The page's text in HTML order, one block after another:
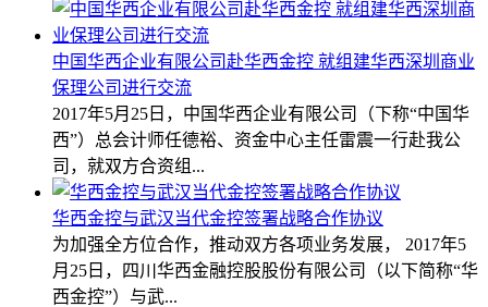
中国华西企业有限公司赴华西金控 就组建华西深圳商业
保理公司进行交流
2017年5月25日，中国华西企业有限公司（下称“中国华
西”）总会计师任德裕、资金中心主任雷震一行赴我公
司，就双方合资组...
华西金控与武汉当代金控签署战略合作协议
为加强全方位合作，推动双方各项业务发展， 2017年5
月25日，四川华西金融控股股份有限公司（以下简称“华
西金控”）与武...